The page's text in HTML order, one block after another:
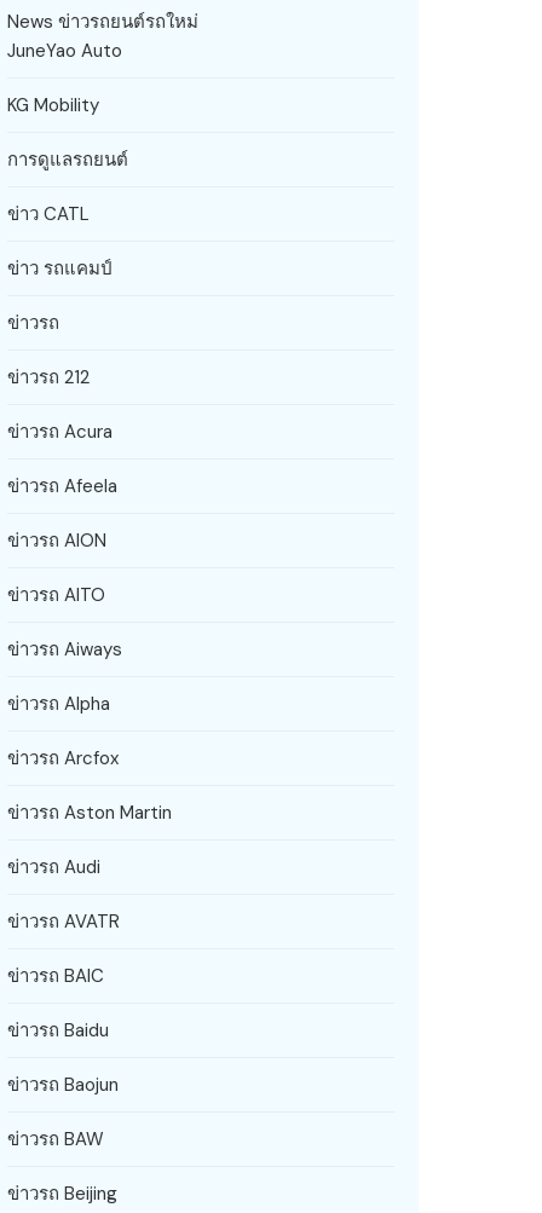
News ข่าวรถยนต์รถใหม่
JuneYao Auto
KG Mobility
การดูแลรถยนต์
ข่าว CATL
ข่าว รถแคมป์
ข่าวรถ
ข่าวรถ 212
ข่าวรถ Acura
ข่าวรถ Afeela
ข่าวรถ AION
ข่าวรถ AITO
ข่าวรถ Aiways
ข่าวรถ Alpha
ข่าวรถ Arcfox
ข่าวรถ Aston Martin
ข่าวรถ Audi
ข่าวรถ AVATR
ข่าวรถ BAIC
ข่าวรถ Baidu
ข่าวรถ Baojun
ข่าวรถ BAW
ข่าวรถ Beijing